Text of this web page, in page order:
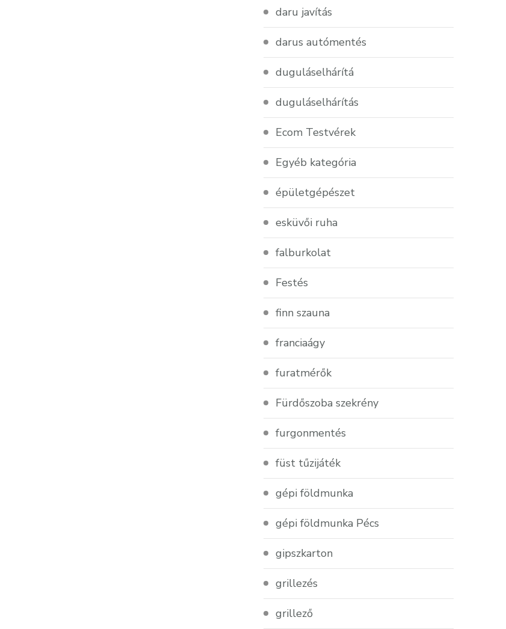
daru javítás
darus autómentés
duguláselhárítá
duguláselhárítás
Ecom Testvérek
Egyéb kategória
épületgépészet
esküvői ruha
falburkolat
Festés
finn szauna
franciaágy
furatmérők
Fürdőszoba szekrény
furgonmentés
füst tűzijáték
gépi földmunka
gépi földmunka Pécs
gipszkarton
grillezés
grillező